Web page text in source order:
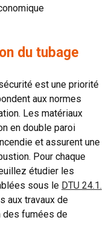
du tubage
est une priorité
aux normes
Les matériaux
en double paroi
et assurent une
Pour chaque
étudier les
sous le DTU 24.1.
aux travaux de
des fumées de